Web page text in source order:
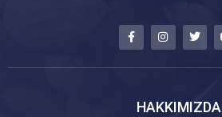
HAKKIMIZDA